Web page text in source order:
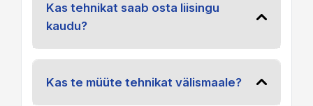
Kas tehnikat saab osta liisingu
kaudu?
Kas te müüte tehnikat välismaale?